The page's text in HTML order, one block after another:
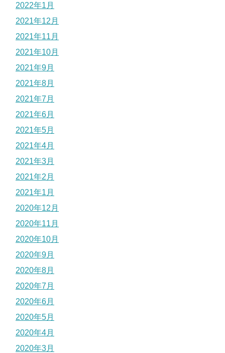
2022年1月
2021年12月
2021年11月
2021年10月
2021年9月
2021年8月
2021年7月
2021年6月
2021年5月
2021年4月
2021年3月
2021年2月
2021年1月
2020年12月
2020年11月
2020年10月
2020年9月
2020年8月
2020年7月
2020年6月
2020年5月
2020年4月
2020年3月